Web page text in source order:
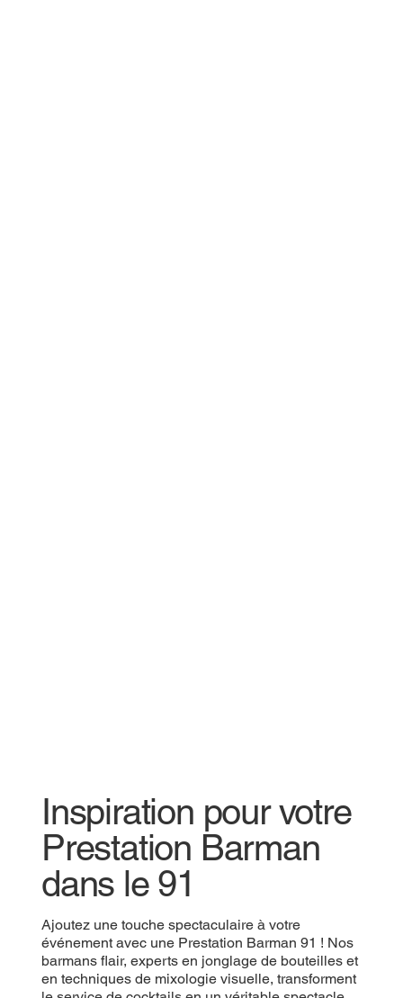
Inspiration pour votre
Prestation Barman
dans le 91
Ajoutez une touche spectaculaire à votre
événement avec une Prestation Barman 91 ! Nos
barmans flair, experts en jonglage de bouteilles et
en techniques de mixologie visuelle, transforment